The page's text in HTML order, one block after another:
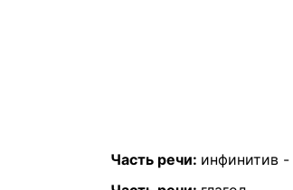
Часть речи: инфинитив -